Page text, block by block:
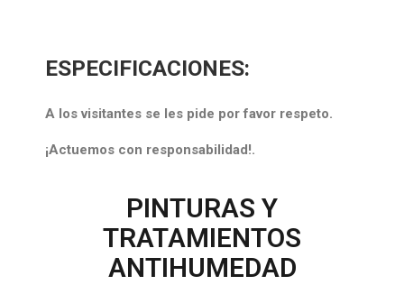
ESPECIFICACIONES:
A los visitantes se les pide por favor respeto.
¡Actuemos con responsabilidad!.
PINTURAS Y
TRATAMIENTOS
ANTIHUMEDAD